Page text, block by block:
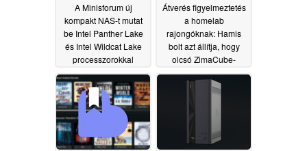
A Minisforum új
kompakt NAS-t mutat
be Intel Panther Lake
és Intel Wildcat Lake
processzorokkal
05/09/2026
Átverés figyelmeztetés
a homelab
rajongóknak: Hamis
bolt azt állítja, hogy
olcsó ZimaCube-
rendszereket árulnak
05/07/2026